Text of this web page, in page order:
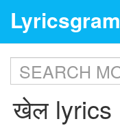
Lyricsgram
खेल lyrics